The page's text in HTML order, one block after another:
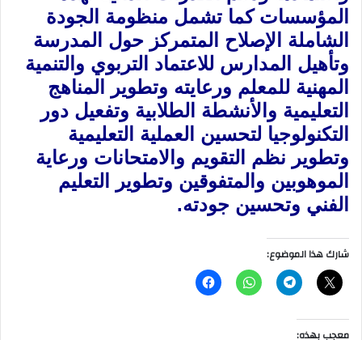
‏المؤسسات كما تشمل منظومة الجودة
الشاملة الإصلاح المتمركز حول المدرسة
وتأهيل المدارس للاعتماد ‏التربوي والتنمية
المهنية للمعلم ورعايته وتطوير المناهج
التعليمية والأنشطة الطلابية وتفعيل دور
التكنولوجيا ‏لتحسين العملية التعليمية
وتطوير نظم التقويم والامتحانات ورعاية
الموهوبين والمتفوقين وتطوير التعليم
الفني ‏وتحسين جودته‏.‏ ‏
شارك هذا الموضوع:
معجب بهذه: